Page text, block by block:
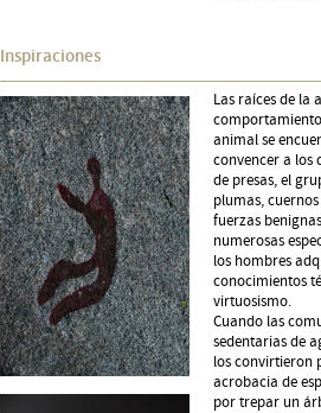
Inspiraciones
Las raíces de la
comportamiento
animal se
convencer a los
de presas, el
plumas,
fuerzas
numerosas
los hombres
conocimientos
virtuosismo.
Cuando las
sedentarias de
los convirtieron
acrobacia de
por trepar un